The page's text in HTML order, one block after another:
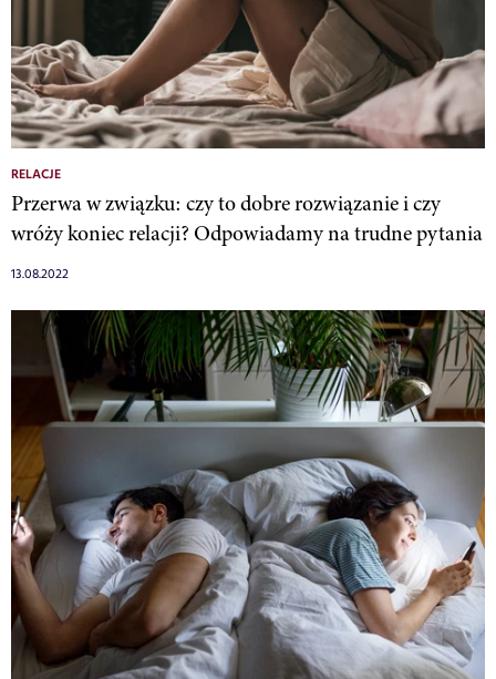
RELACJE
Przerwa w związku: czy to dobre rozwiązanie i czy
wróży koniec relacji? Odpowiadamy na trudne pytania
13.08.2022